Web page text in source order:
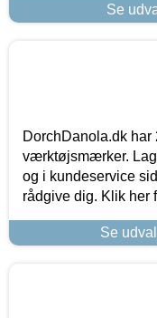
Se
DorchDanola.dk har
værktøjsmærker.
og i kundeservice
rådgive dig. Klik her
Se